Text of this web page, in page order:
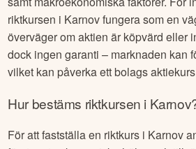
riktkursen i Karnovfungera som en
överväger om aktien är köpvärd eller
dock ingen garanti – marknaden kan
vilket kan påverka ett bolags
Hur bestäms riktkursen i Karnov
För att fastställa en riktkurs i Karnov